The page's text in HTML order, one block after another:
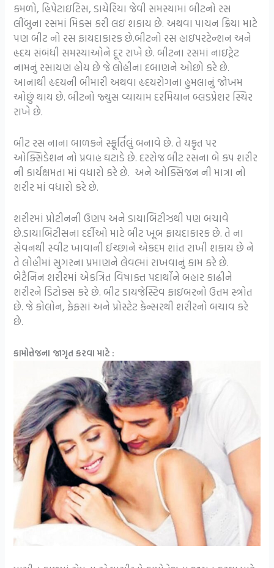
કમળો, હિપેટાઇટિસ, ડાયેરિયા જેવી સમસ્યામાં બીટનો રસ
લીંબુના રસમાં મિક્સ કરી લઇ શકાય છે. અથવા પાચન ક્રિયા માટે
પણ બીટ નો રસ ફાયદાકારક છે.બીટનો રસ હાઇપરટેન્શન અને
હૃદય સંબંધી સમસ્યાઓને દૂર રાખે છે. બીટના રસમાં નાઇટ્રેટ
નામનું રસાયણ હોય છે જે લોહીના દબાણને ઓછો કરે છે.
આનાથી હૃદયની બીમારી અથવા હૃદયરોગના હુમલાનું જોખમ
ઓછું થાય છે. બીટનો જ્યુસ વ્યાયામ દરમિયાન બ્લડપ્રેશર સ્થિર
રાખે છે.
બીટ રસ નાના બાળકને સ્ફૂર્તિલું બનાવે છે. તે યકૃત પર
ઓક્સિડેશન નો પ્રવાહ ઘટાડે છે. દરરોજ બીટ રસના બે કપ શરીર
ની કાર્યક્ષમતા માં વધારો કરે છે. અને ઓક્સિજન ની માત્રા નો
શરીર માં વધારો કરે છે.
શરીરમાં પ્રોટીનની ઉણપ અને ડાયાબિટીઝથી પણ બચાવે
છે.ડાયાબિટીસના દર્દીઓ માટે બીટ ખૂબ ફાયદાકારક છે. તે ના
સેવનથી સ્વીટ ખાવાની ઈચ્છાને એકદમ શાંત રાખી શકાય છે ને
તે લોહીમાં સુગરના પ્રમાણને લેવલ્માં રાખવાનું કામ કરે છે.
બેટૈનિન શરીરમાં એકત્રિત વિષાક્ત પદાર્થોને બહાર કાઢીને
શરીરને ડિટોક્સ કરે છે. બીટ ડાયજેસ્ટિવ ફાઇબરનો ઉત્તમ સ્ત્રોત
છે. જે કોલોન, ફેફસાં અને પ્રોસ્ટેટ કેન્સરથી શરીરનો બચાવ કરે
છે.
કામોત્તેજના જાગૃત કરવા માટે :